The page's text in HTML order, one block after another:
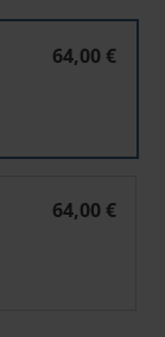
64,00 €
64,00 €